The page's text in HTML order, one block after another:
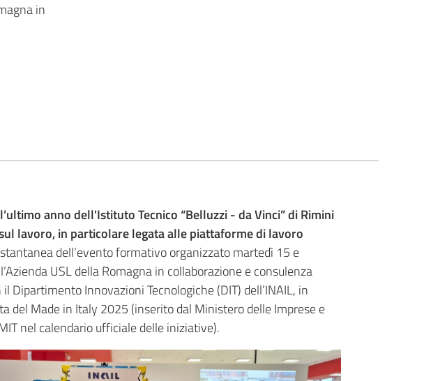
in
anno dell'Istituto Tecnico “Belluzzi - da Vinci” di Rimini
lavoro, in particolare legata alle piattaforme di lavoro
dell’evento formativo organizzato martedì 15 e
USL della Romagna in collaborazione e consulenza
Dipartimento Innovazioni Tecnologiche (DIT) dell’INAIL, in
del Made in Italy 2025 (inserito dal Ministero delle Imprese e
nel calendario ufficiale delle iniziative).